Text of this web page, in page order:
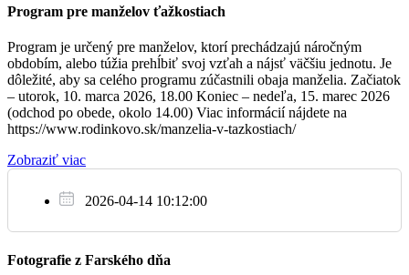
08:00
Za Božie požehnanie a zdravie rodiny Kočišovej a
Ne
29.1.
08:00
Za farníkov
nahlasujte: 0917 355 555
OZNAMY ARCIBISKUPSTVA A INÉ
V pondelok 23. januára 2023 o 18.00 bude v Katedrále svätého
Martina sláviť bratislavský arcibiskup Mons. Stanislav Zvolenský
svätú omšu pri príležitosti spomienky na svätého Jána Almužníka.
Všetkých pozývame. Spoločenstvo Človek a Viera organizuje
11.-12. 2. v Bratislave workshop určený fotografom, ktorí by mali
prostredníctvom fotografie. Viac informácii na plagáte.
Program pre manželov ťažkostiach
Program je určený pre manželov, ktorí prechádzajú náročným
obdobím, alebo túžia prehĺbiť svoj vzťah a nájsť väčšiu jednotu. Je
dôležité, aby sa celého programu zúčastnili obaja manželia. Začiatok
– utorok, 10. marca 2026, 18.00 Koniec – nedeľa, 15. marec 2026
(odchod po obede, okolo 14.00) Viac informácií nájdete na
https://www.rodinkovo.sk/manzelia-v-tazkostiach/
Zobraziť viac
2026-04-14 10:12:00
Fotografie z Farského dňa